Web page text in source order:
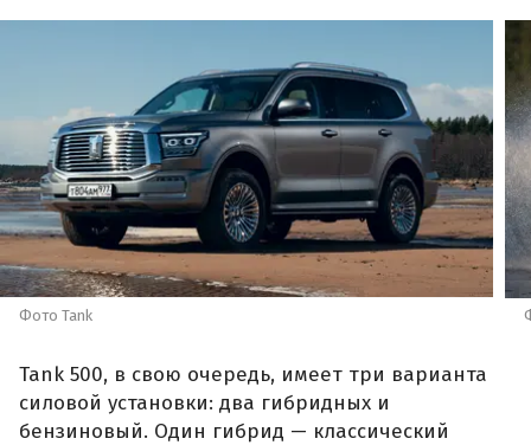
Фото Tank
Tank 500, в свою очередь, имеет три варианта
силовой установки: два гибридных и
бензиновый. Один гибрид — классический